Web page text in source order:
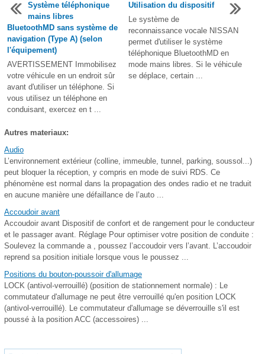
Système téléphonique
mains libres
BluetoothMD sans système de
navigation (Type A) (selon
l'équipement)
AVERTISSEMENT Immobilisez
votre véhicule en un endroit sûr
avant d'utiliser un téléphone. Si
vous utilisez un téléphone en
conduisant, exercez en t ...
Utilisation du dispositif
Le système de
reconnaissance vocale NISSAN
permet d'utiliser le système
téléphonique BluetoothMD en
mode mains libres. Si le véhicule
se déplace, certain ...
Autres materiaux:
Audio
L’environnement extérieur (colline, immeuble, tunnel, parking, soussol...)
peut bloquer la réception, y compris en mode de suivi RDS. Ce
phénomène est normal dans la propagation des ondes radio et ne traduit
en aucune manière une défaillance de l’auto ...
Accoudoir avant
Accoudoir avant Dispositif de confort et de rangement pour le conducteur
et le passager avant. Réglage Pour optimiser votre position de conduite :
Soulevez la commande a , poussez l’accoudoir vers l’avant. L’accoudoir
reprend sa position initiale lorsque vous le poussez ...
Positions du bouton-poussoir d'allumage
LOCK (antivol-verrouillé) (position de stationnement normale) : Le
commutateur d'allumage ne peut être verrouillé qu'en position LOCK
(antivol-verrouillé). Le commutateur d'allumage se déverrouille s'il est
poussé à la position ACC (accessoires) ...